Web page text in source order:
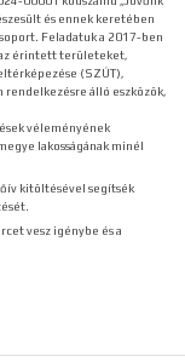
és ennek keretében
Feladatuk a 2017-ben
érintett területeket,
(SZÚT),
rendelkezésre álló eszközök,
véleményének
lakosságának minél
kitöltésével segítsék
vesz igénybe és a